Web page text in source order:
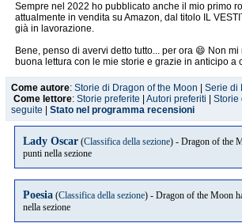
Sempre nel 2022 ho pubblicato anche il mio primo
attualmente in vendita su Amazon, dal titolo IL
già in lavorazione.
Bene, penso di avervi detto tutto... per ora 😄 Non
buona lettura con le mie storie e grazie in anticipo a
Come autore: Storie di Dragon of the Moon
Serie di
Come lettore: Storie preferite Autori preferiti Storie
seguite
Stato nel programma recensioni
Lady Oscar (Classifica della sezione) - Dragon of the
punti nella sezione
Poesia (Classifica della sezione) - Dragon of the Moon
nella sezione